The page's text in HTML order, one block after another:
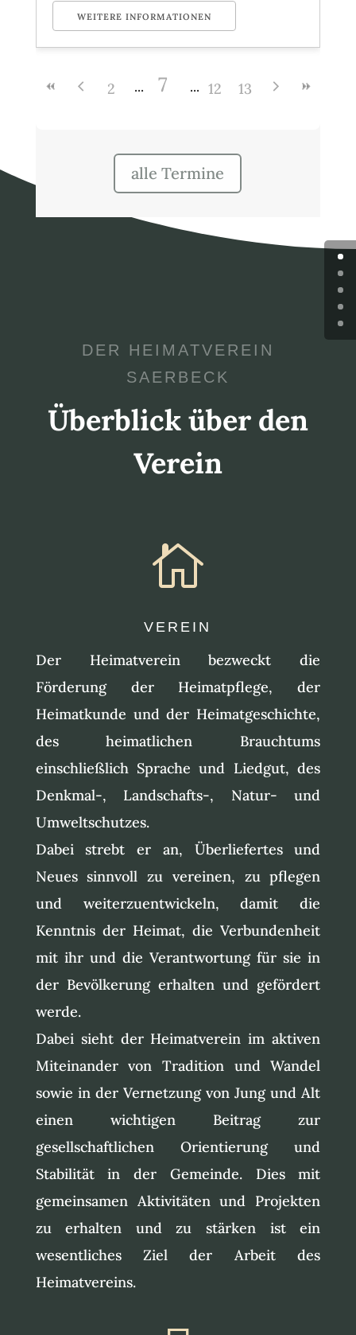
WEITERE INFORMATIONEN
2 7 12 13
alle Termine
DER HEIMATVEREIN
SAERBECK
Überblick über den
Verein

VEREIN
Der Heimatverein bezweckt die
Förderung der Heimatpflege, der
Heimatkunde und der Heimatgeschichte,
des heimatlichen Brauchtums
einschließlich Sprache und Liedgut, des
Denkmal-, Landschafts-, Natur- und
Umweltschutzes.
Dabei strebt er an, Überliefertes und
Neues sinnvoll zu vereinen, zu pflegen
und weiterzuentwickeln, damit die
Kenntnis der Heimat, die Verbundenheit
mit ihr und die Verantwortung für sie in
der Bevölkerung erhalten und gefördert
werde.
Dabei sieht der Heimatverein im aktiven
Miteinander von Tradition und Wandel
sowie in der Vernetzung von Jung und Alt
einen wichtigen Beitrag zur
gesellschaftlichen Orientierung und
Stabilität in der Gemeinde. Dies mit
gemeinsamen Aktivitäten und Projekten
zu erhalten und zu stärken ist ein
wesentliches Ziel der Arbeit des
Heimatvereins.